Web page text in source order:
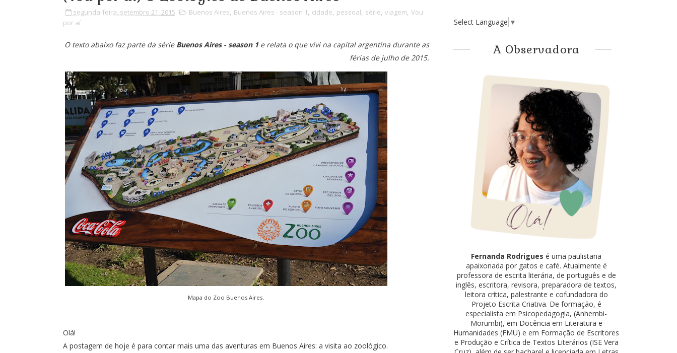
segunda-feira, setembro 21, 2015 Buenos Aires, Buenos Aires - season 1, cidade, pessoal, série, viagem, Vou
por aí
O texto abaixo faz parte da série Buenos Aires - season 1e relata o que vivi na capital argentina durante as
férias de julho de 2015.
Mapa do Zoo Buenos Aires.
Olá!
A postagem de hoje é para contar mais uma das aventuras em Buenos Aires: a visita ao zoológico.
Select Language ▼
A Observadora
Fernanda Rodrigues é uma paulistana
apaixonada por gatos e café. Atualmente é
professora de escrita literária, de português e de
inglês, escritora, revisora, preparadora de textos,
leitora crítica, palestrante e cofundadora do
Projeto Escrita Criativa. De formação, é
especialista em Psicopedagogia, (Anhembi-
Morumbi), em Docência em Literatura e
Humanidades (FMU) e em Formação de Escritores
e Produção e Crítica de Textos Literários (ISE Vera